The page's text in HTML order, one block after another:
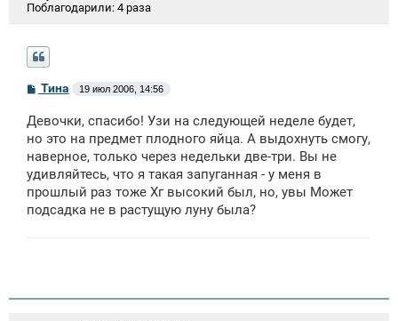
Поблагодарили: 4 раза
С
о
б
щ
н
и
Тина 19 июл 2006, 14:56
Девочки, спасибо! Узи на следующей неделе будет,
но это на предмет плодного яйца. А выдохнуть смогу,
наверное, только через недельки две-три. Вы не
удивляйтесь, что я такая запуганная - у меня в
прошлый раз тоже Хг высокий был, но, увы Может
подсадка не в растущую луну была?